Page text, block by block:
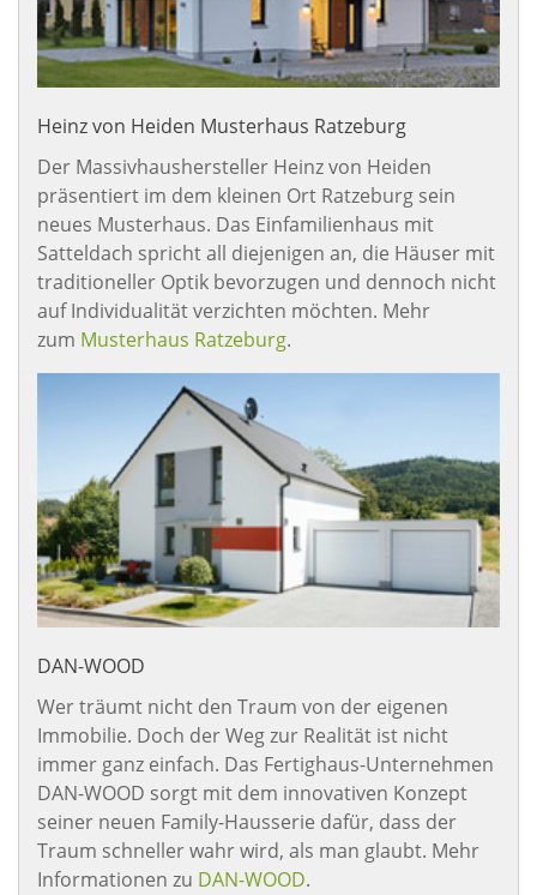
Heinz von Heiden Musterhaus Ratzeburg
Der Massivhaushersteller Heinz von Heiden
präsentiert im dem kleinen Ort Ratzeburg sein
neues Musterhaus. Das Einfamilienhaus mit
Satteldach spricht all diejenigen an, die Häuser mit
traditioneller Optik bevorzugen und dennoch nicht
auf Individualität verzichten möchten. Mehr
zum Musterhaus Ratzeburg.
DAN-WOOD
Wer träumt nicht den Traum von der eigenen
Immobilie. Doch der Weg zur Realität ist nicht
immer ganz einfach. Das Fertighaus-Unternehmen
DAN-WOOD sorgt mit dem innovativen Konzept
seiner neuen Family-Hausserie dafür, dass der
Traum schneller wahr wird, als man glaubt. Mehr
Informationen zu DAN-WOOD.